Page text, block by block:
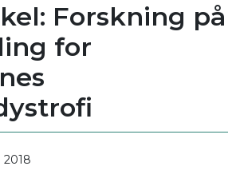
Forskning på
for
2018